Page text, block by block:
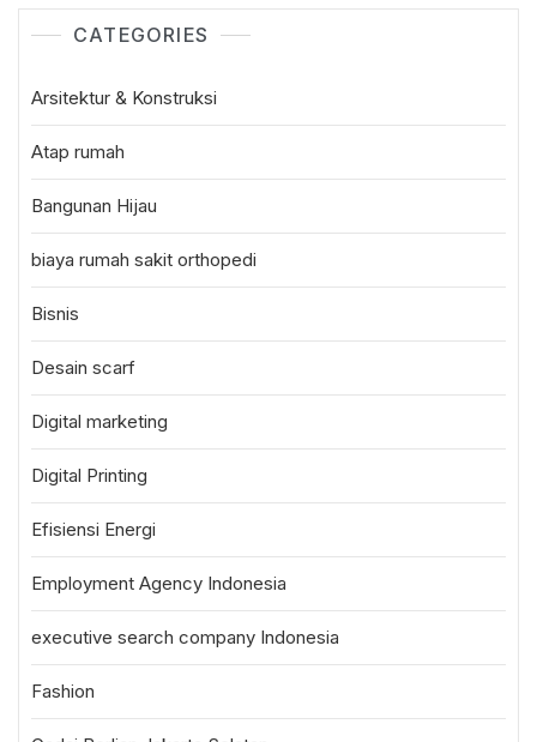
CATEGORIES
Arsitektur & Konstruksi
Atap rumah
Bangunan Hijau
biaya rumah sakit orthopedi
Bisnis
Desain scarf
Digital marketing
Digital Printing
Efisiensi Energi
Employment Agency Indonesia
executive search company Indonesia
Fashion